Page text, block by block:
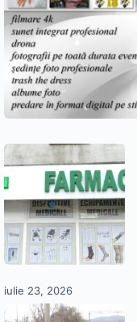
iulie 23, 2026